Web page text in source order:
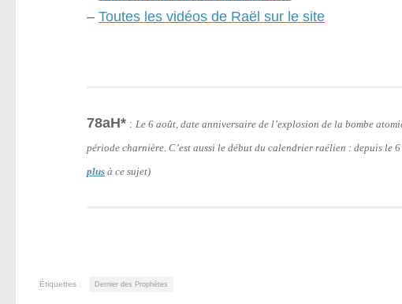
– Toutes les vidéos de Raël sur le site
78aH* : Le 6 août, date anniversaire de l’explosion de la bombe
période charnière. C’est aussi le début du calendrier raélien : depuis le 6
plus à ce sujet)
Étiquettes : Dernier des Prophètes